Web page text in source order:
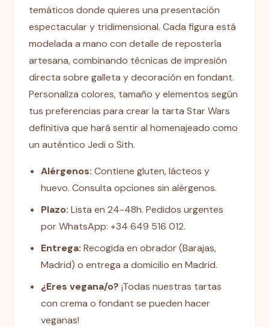
temáticos donde quieres una presentación
espectacular y tridimensional. Cada figura está
modelada a mano con detalle de repostería
artesana, combinando técnicas de impresión
directa sobre galleta y decoración en fondant.
Personaliza colores, tamaño y elementos según
tus preferencias para crear la tarta Star Wars
definitiva que hará sentir al homenajeado como
un auténtico Jedi o Sith.
Alérgenos: Contiene gluten, lácteos y
huevo. Consulta opciones sin alérgenos.
Plazo: Lista en 24-48h. Pedidos urgentes
por WhatsApp: +34 649 516 012.
Entrega: Recogida en obrador (Barajas,
Madrid) o entrega a domicilio en Madrid.
¿Eres vegana/o? ¡Todas nuestras tartas
con crema o fondant se pueden hacer
veganas!